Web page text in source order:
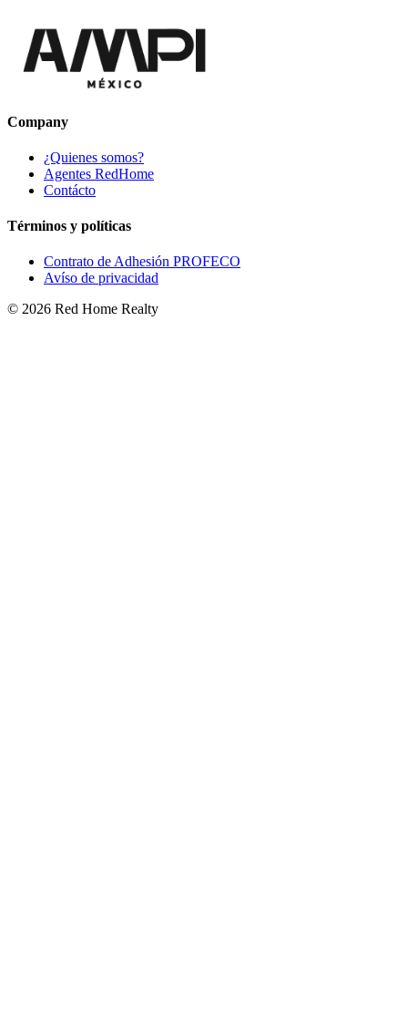
Company
¿Quienes somos?
Agentes RedHome
Contácto
Términos y políticas
Contrato de Adhesión PROFECO
Avíso de privacidad
© 2026 Red Home Realty